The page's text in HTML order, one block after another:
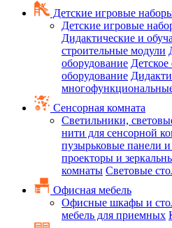
Детские игровые
Детские игровые
Дидактические и
строительные модули
оборудование Детское
оборудование
Сенсорная комната
Светильники,
нити для сенсорной
пузырьковые панели
проекторы и
комнаты Световые
Офисная мебель
Офисные шкафы и
мебель для приемных